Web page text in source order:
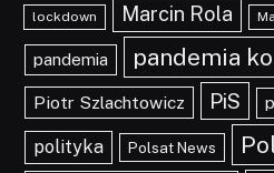
lockdown Marcin Rola
pandemia pandemia
Piotr Szlachtowicz PiS
polityka Polsat News